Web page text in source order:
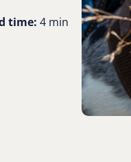
time: 4 min